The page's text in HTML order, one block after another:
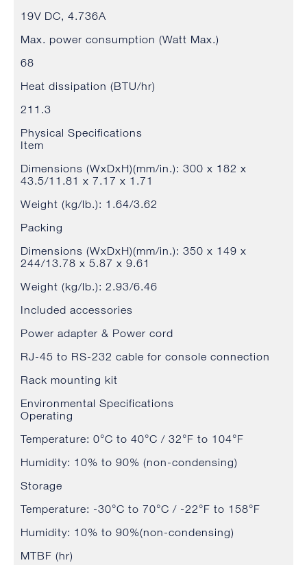
19V DC, 4.736A
Max. power consumption (Watt Max.)
68
Heat dissipation (BTU/hr)
211.3
Physical Specifications
Item
Dimensions (WxDxH)(mm/in.): 300 x 182 x
43.5/11.81 x 7.17 x 1.71
Weight (kg/lb.): 1.64/3.62
Packing
Dimensions (WxDxH)(mm/in.): 350 x 149 x
244/13.78 x 5.87 x 9.61
Weight (kg/lb.): 2.93/6.46
Included accessories
Power adapter & Power cord
RJ-45 to RS-232 cable for console connection
Rack mounting kit
Environmental Specifications
Operating
Temperature: 0°C to 40°C / 32°F to 104°F
Humidity: 10% to 90% (non-condensing)
Storage
Temperature: -30°C to 70°C / -22°F to 158°F
Humidity: 10% to 90%(non-condensing)
MTBF (hr)